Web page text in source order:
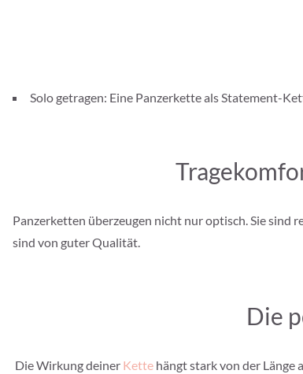
Solo getragen: Eine Panzerkette als Statement-
Panzerketten überzeugen nicht nur optisch. Sie sind
sind von guter Qualität.
Die
Die Wirkung deiner Kette hängt stark von der Länge